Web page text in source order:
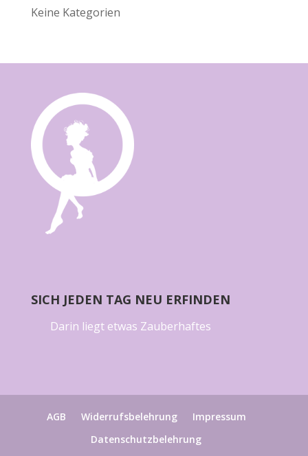
Keine Kategorien
SICH JEDEN TAG NEU ERFINDEN
Darin liegt etwas Zauberhaftes
AGB Widerrufsbelehrung
Impressum
Datenschutzbelehrung